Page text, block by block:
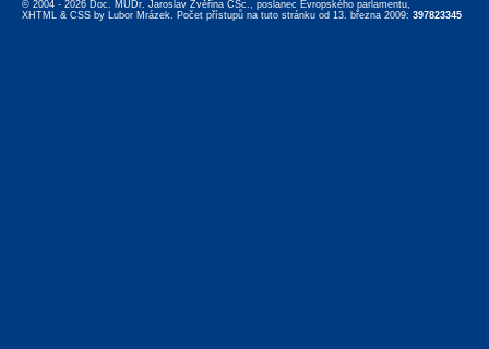
© 2004 - 2026 Doc. MUDr. Jaroslav Zvěřina CSc., poslanec Evropského parlamentu,
XHTML & CSS by Lubor Mrázek. Počet přístupů na tuto stránku od 13. března 2009: 397823345